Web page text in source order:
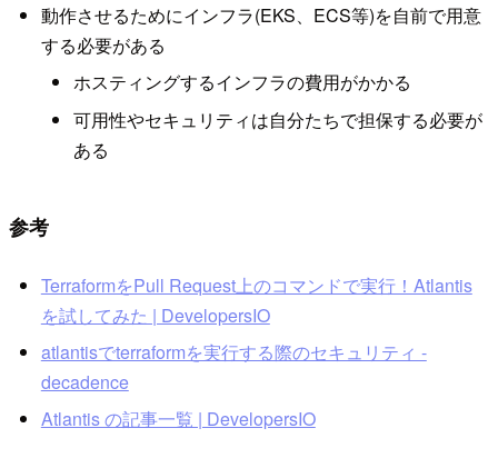
動作させるためにインフラ(EKS、ECS等)を自前で用意
する必要がある
ホスティングするインフラの費用がかかる
可用性やセキュリティは自分たちで担保する必要が
ある
参考
TerraformをPull Request上のコマンドで実行！Atlantis
を試してみた | DevelopersIO
atlantisでterraformを実行する際のセキュリティ -
decadence
Atlantis の記事一覧 | DevelopersIO